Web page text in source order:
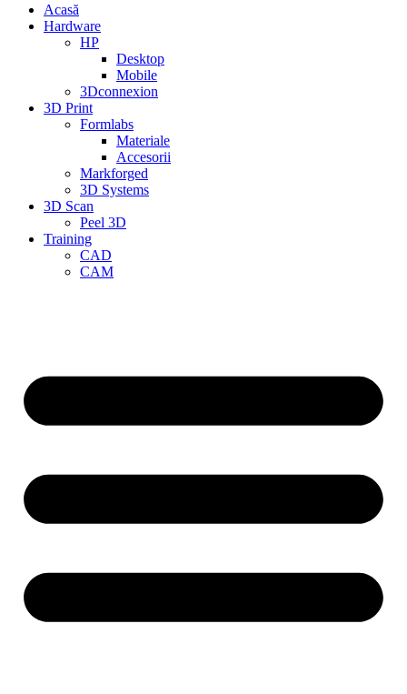
Acasă
Hardware
HP
Desktop
Mobile
3Dconnexion
3D Print
Formlabs
Materiale
Accesorii
Markforged
3D Systems
3D Scan
Peel 3D
Training
CAD
CAM